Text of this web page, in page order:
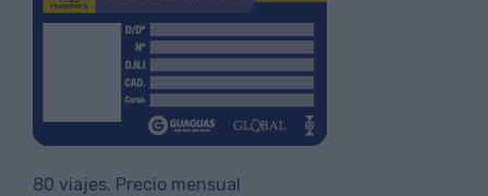
80 viajes. Precio mensual